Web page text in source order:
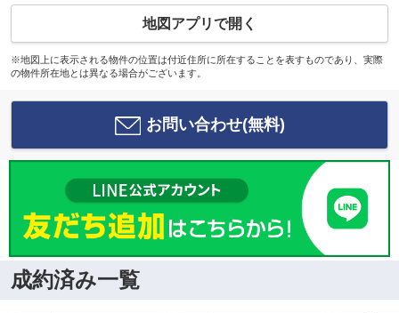
地図アプリで開く
※地図上に表示される物件の位置は付近住所に所在することを表すものであり、実際
の物件所在地とは異なる場合がございます。
お問い合わせ(無料)
成約済み一覧